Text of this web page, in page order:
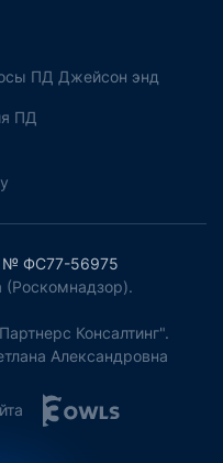
ПД Джейсон энд
ПД
№ ФС77-56975
(Роскомнадзор).
Консалтинг".
Александровна